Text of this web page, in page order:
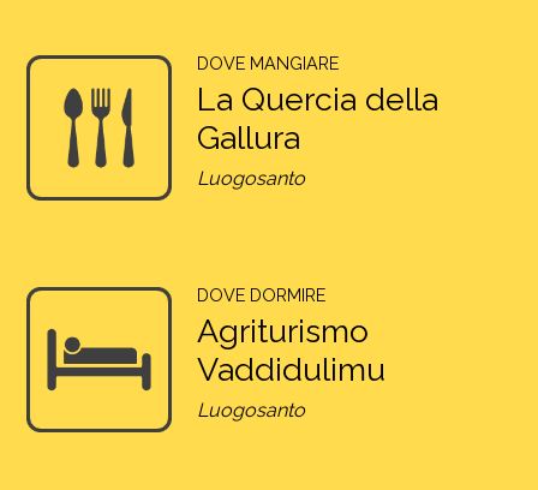
DOVE MANGIARE
La Quercia della
Gallura
Luogosanto
DOVE DORMIRE
Agriturismo
Vaddidulimu
Luogosanto